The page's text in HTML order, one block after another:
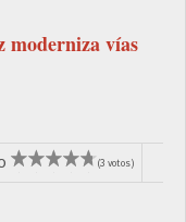
moderniza vías
(3 votos)